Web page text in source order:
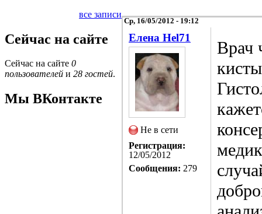
все записи
Сейчас на сайте
Сейчас на сайте 0
пользователей и 28 гостей.
Мы ВКонтакте
Ср, 16/05/2012 - 19:12
Елена Hel71
Не в сети
Регистрация:
12/05/2012
Сообщения: 279
Врач